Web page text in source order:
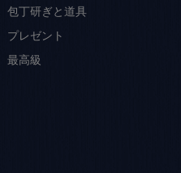
包丁研ぎと道具
プレゼント
最高級